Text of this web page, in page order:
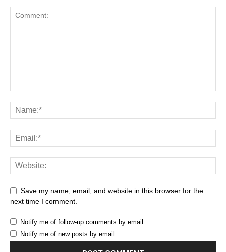
Save my name, email, and website in this browser for the
next time I comment.
Notify me of follow-up comments by email.
Notify me of new posts by email.